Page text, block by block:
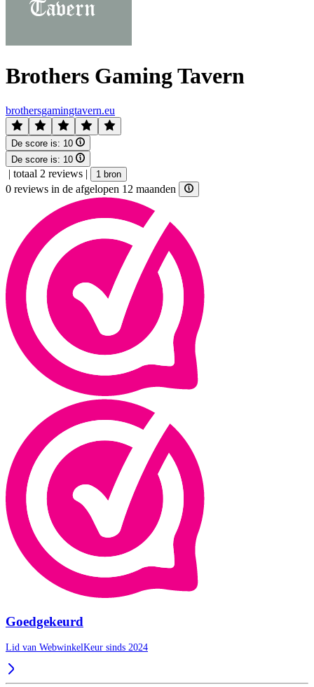
Brothers Gaming Tavern
brothersgamingtavern.eu
De score is: 10
De score is: 10
| totaal 2 reviews | 1 bron
0 reviews in de afgelopen 12 maanden
Goedgekeurd
Lid van WebwinkelKeur sinds 2024